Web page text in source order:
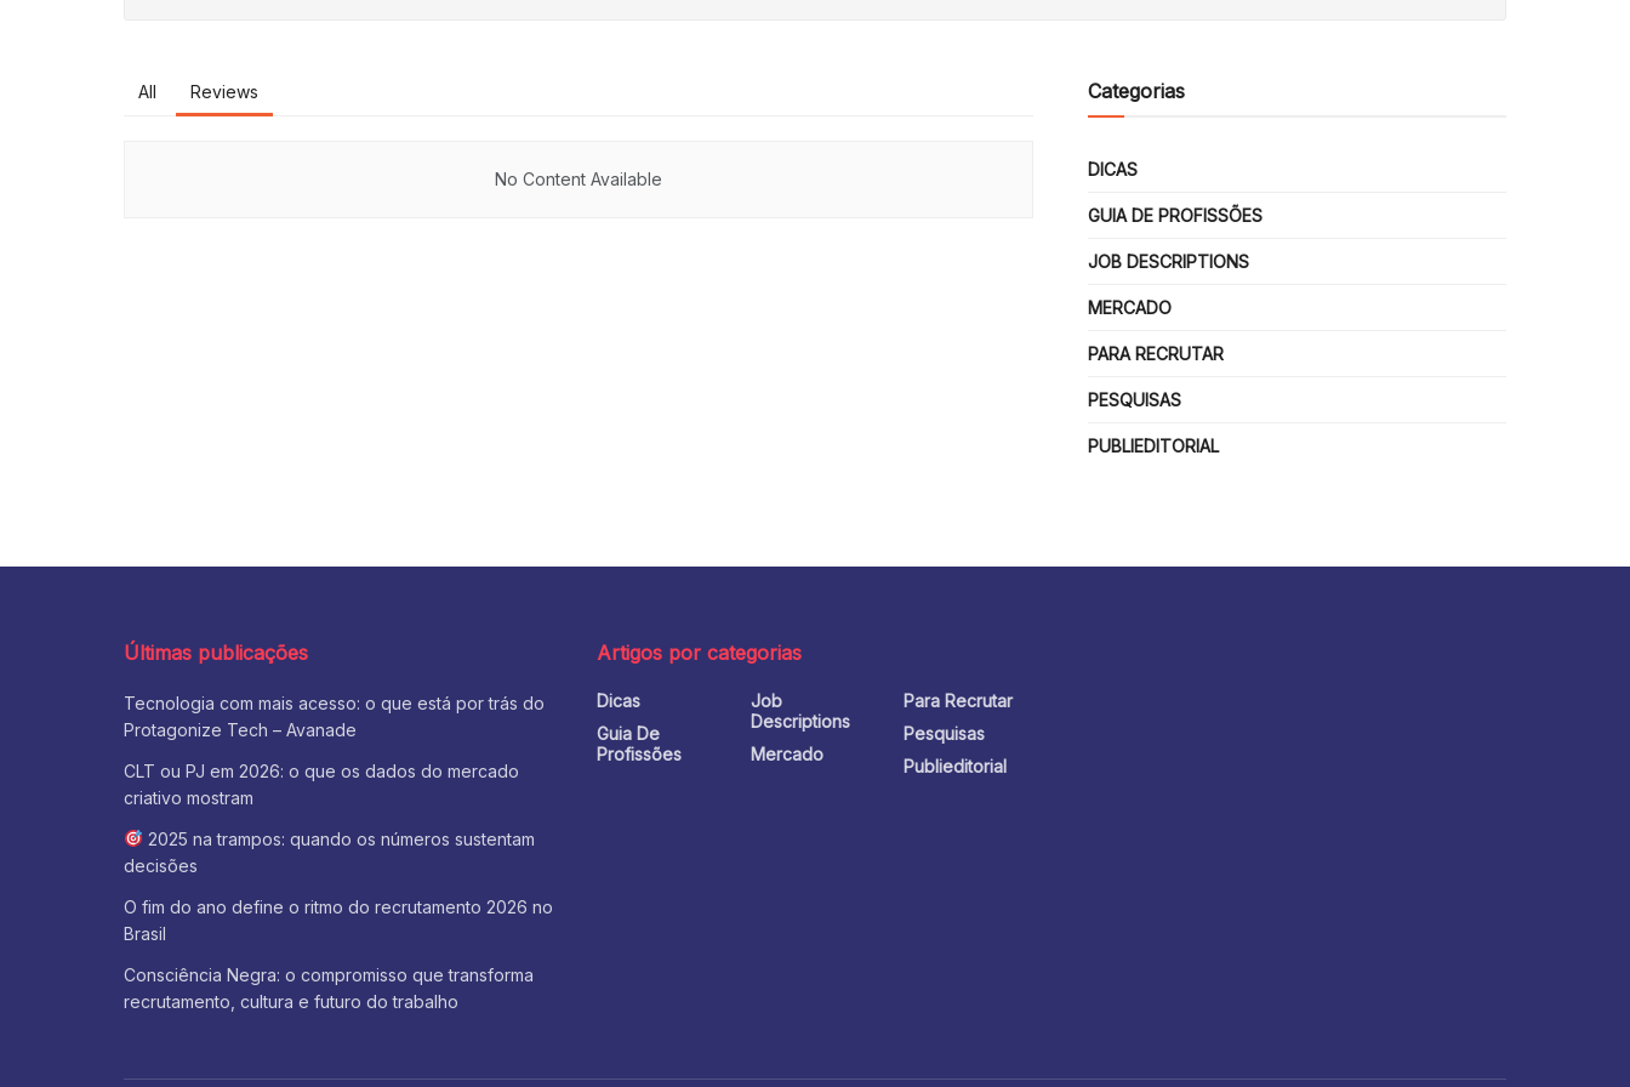
All Reviews
No Content Available
Categorias
DICAS
GUIA DE PROFISSÕES
JOB DESCRIPTIONS
MERCADO
PARA RECRUTAR
PESQUISAS
PUBLIEDITORIAL
Últimas publicações
Tecnologia com mais acesso: o que está por trás do
Protagonize Tech – Avanade
CLT ou PJ em 2026: o que os dados do mercado
criativo mostram
2025 na trampos: quando os números sustentam
decisões
O fim do ano define o ritmo do recrutamento 2026 no
Brasil
Consciência Negra: o compromisso que transforma
recrutamento, cultura e futuro do trabalho
Artigos por categorias
Dicas
Guia De
Profissões
Job
Descriptions
Mercado
Para Recrutar
Pesquisas
Publieditorial